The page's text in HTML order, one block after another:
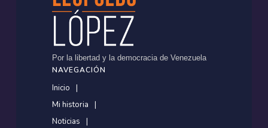
Por la libertad y la democracia de Venezuela
NAVEGACIÓN
Inicio
Mi historia
Noticias